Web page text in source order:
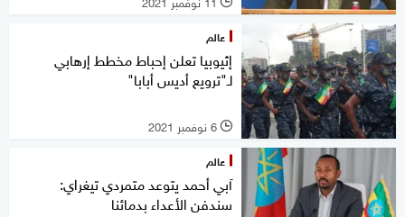
عالم
إثيوبيا تعلن إحباط مخطط إرهابي
لـ"ترويع أديس أبابا"
l 6 نوفمبر 2021
عالم
آبي أحمد يتوعد متمردي تيغراي:
سندفن الأعداء بدمائنا